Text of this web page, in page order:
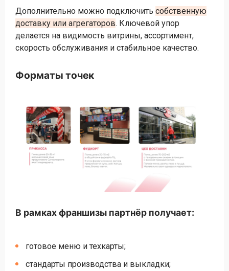
Дополнительно можно подключить собственную
доставку или агрегаторов. Ключевой упор
делается на видимость витрины, ассортимент,
скорость обслуживания и стабильное качество.
Форматы точек
В рамках франшизы партнёр получает:
готовое меню и техкарты;
стандарты производства и выкладки;